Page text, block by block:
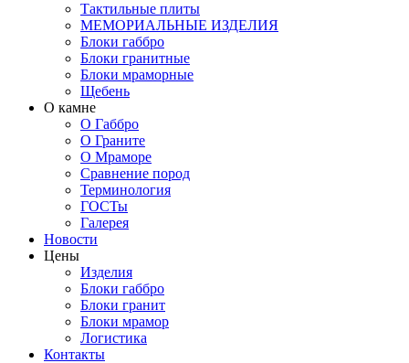
Тактильные плиты
МЕМОРИАЛЬНЫЕ ИЗДЕЛИЯ
Блоки габбро
Блоки гранитные
Блоки мраморные
Щебень
О камне
О Габбро
О Граните
О Мраморе
Сравнение пород
Терминология
ГОСТы
Галерея
Новости
Цены
Изделия
Блоки габбро
Блоки гранит
Блоки мрамор
Логистика
Контакты